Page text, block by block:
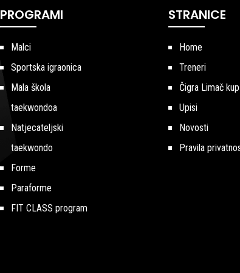
PROGRAMI
Malci
Sportska igraonica
Mala škola
taekwondoa
Natjecateljski
taekwondo
Forme
Paraforme
FIT CLASS program
STRANICE
Home
Treneri
Čigra Limač kup
Upisi
Novosti
Pravila